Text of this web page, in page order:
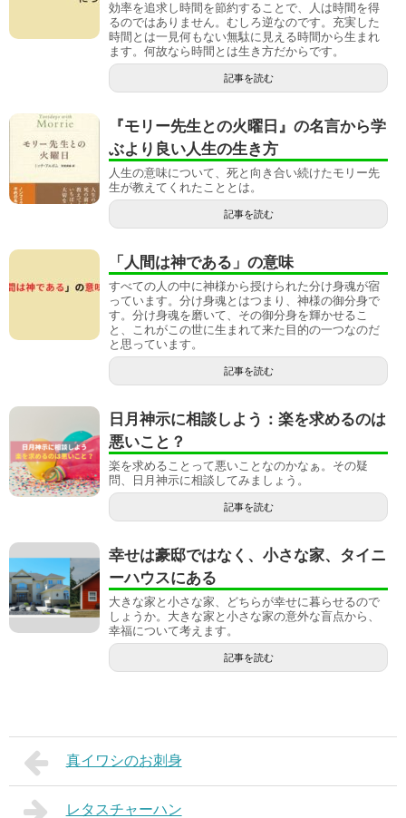
効率を追求し時間を節約することで、人は時間を得
るのではありません。むしろ逆なのです。充実した
時間とは一見何もない無駄に見える時間から生まれ
ます。何故なら時間とは生き方だからです。
記事を読む
『モリー先生との火曜日』の名言から学
ぶより良い人生の生き方
人生の意味について、死と向き合い続けたモリー先
生が教えてくれたこととは。
記事を読む
「人間は神である」の意味
すべての人の中に神様から授けられた分け身魂が宿
っています。分け身魂とはつまり、神様の御分身で
す。分け身魂を磨いて、その御分身を輝かせるこ
と、これがこの世に生まれて来た目的の一つなのだ
と思っています。
記事を読む
日月神示に相談しよう：楽を求めるのは
悪いこと？
楽を求めることって悪いことなのかなぁ。その疑
問、日月神示に相談してみましょう。
記事を読む
幸せは豪邸ではなく、小さな家、タイニ
ーハウスにある
大きな家と小さな家、どちらが幸せに暮らせるので
しょうか。大きな家と小さな家の意外な盲点から、
幸福について考えます。
記事を読む
真イワシのお刺身
レタスチャーハン